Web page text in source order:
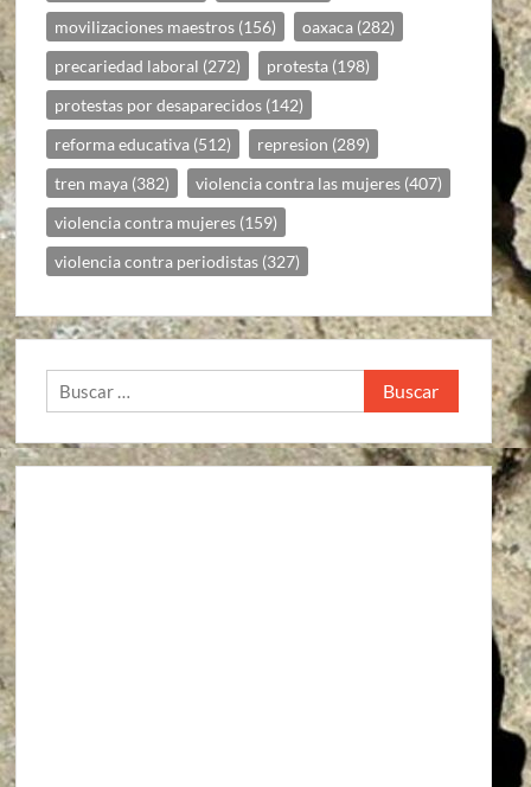
movilizaciones maestros (156) oaxaca (282)
precariedad laboral (272) protesta (198)
protestas por desaparecidos (142)
reforma educativa (512) represion (289)
tren maya (382) violencia contra las mujeres (407)
violencia contra mujeres (159)
violencia contra periodistas (327)
Buscar: